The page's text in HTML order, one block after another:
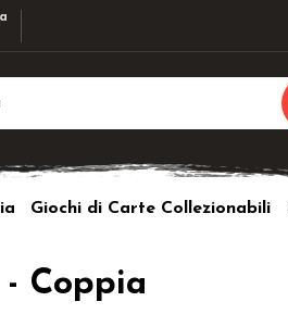
Giochi di Carte Collezionabili
Coppia